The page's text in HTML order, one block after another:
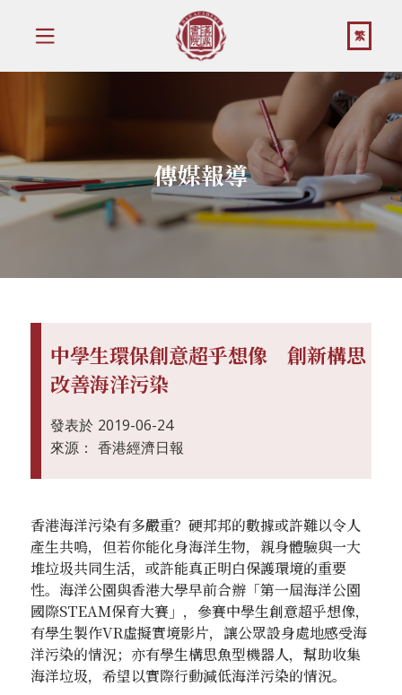
繁
傳媒報導
中學生環保創意超乎想像 創新構思
改善海洋污染
發表於 2019-06-24
來源： 香港經濟日報
香港海洋污染有多嚴重？硬邦邦的數據或許難以令人
產生共嗚，但若你能化身海洋生物，親身體驗與一大
堆垃圾共同生活，或許能真正明白保護環境的重要
性。海洋公園與香港大學早前合辦「第一屆海洋公園
國際STEAM保育大賽」，參賽中學生創意超乎想像，
有學生製作VR虛擬實境影片，讓公眾設身處地感受海
洋污染的情況；亦有學生構思魚型機器人，幫助收集
海洋垃圾，希望以實際行動減低海洋污染的情況。